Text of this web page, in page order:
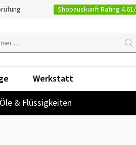
Shopauskunft Rating
Öle & Flüssigkeiten
Werkstatt